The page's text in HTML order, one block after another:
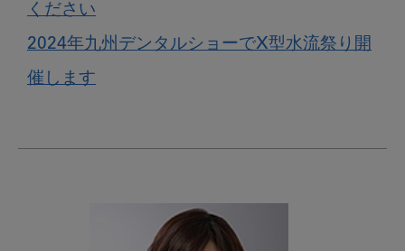
ください
2024年九州デンタルショーでX型水流祭り開
催します